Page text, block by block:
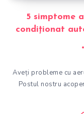
5 simptome
condiționat
Aveți probleme cu
Postul nostru